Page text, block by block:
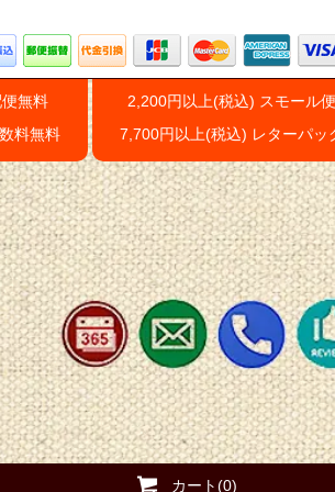
無料
料無料
2,200円以上(税込) スモール
7,700円以上(税込) レターパッ
カート(0)